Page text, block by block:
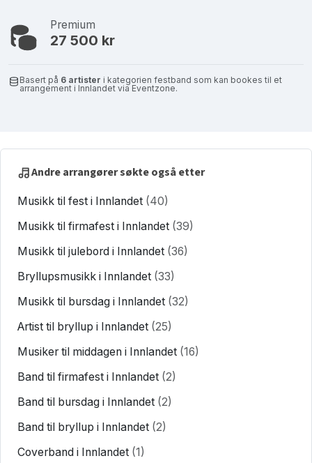
Premium
27 500 kr
Basert på 6 artister i kategorien festband som kan bookes til et
arrangement i Innlandet via Eventzone.
Andre arrangører søkte også etter
Musikk til fest i Innlandet (40)
Musikk til firmafest i Innlandet (39)
Musikk til julebord i Innlandet (36)
Bryllupsmusikk i Innlandet (33)
Musikk til bursdag i Innlandet (32)
Artist til bryllup i Innlandet (25)
Musiker til middagen i Innlandet (16)
Band til firmafest i Innlandet (2)
Band til bursdag i Innlandet (2)
Band til bryllup i Innlandet (2)
Coverband i Innlandet (1)